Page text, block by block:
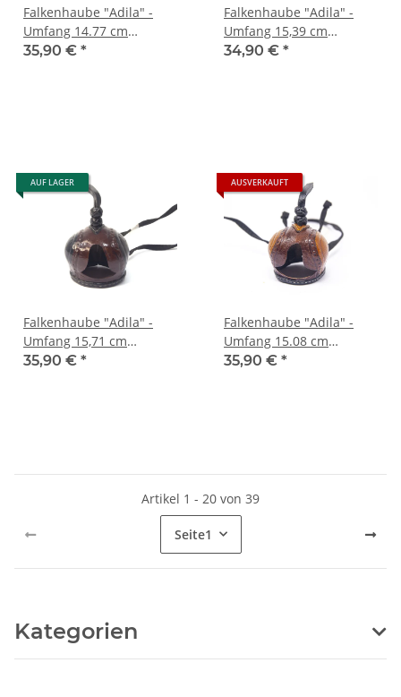
Falkenhaube "Adila" -
Umfang 14.77 cm
schwarz/cognac
35,90 € *
Falkenhaube "Adila" -
Umfang 15,39 cm
schwarz-rot
34,90 € *
AUF LAGER
Falkenhaube "Adila" -
Umfang 15,71 cm
braun/schwarz
35,90 € *
AUSVERKAUFT
Falkenhaube "Adila" -
Umfang 15.08 cm
braun/cognac
35,90 € *
Artikel 1 - 20 von 39
Seite1
Kategorien